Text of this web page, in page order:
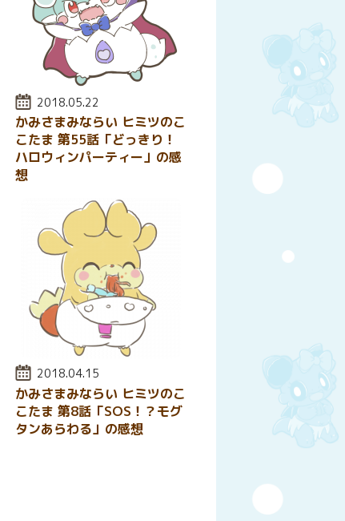
投稿日:
2018.05.22
かみさまみならい ヒミツのこ
こたま 第55話「どっきり！
ハロウィンパーティー」の感
想
投稿日:
2018.04.15
かみさまみならい ヒミツのこ
こたま 第8話「SOS！？モグ
タンあらわる」の感想